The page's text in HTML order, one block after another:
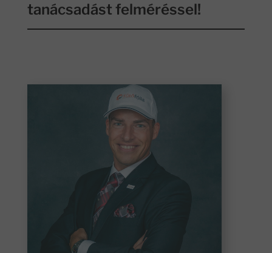
tanácsadást felméréssel!